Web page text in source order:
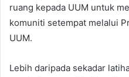
ruang kepada UUM untuk
komuniti setempat melalui
UUM.
Lebih daripada sekadar